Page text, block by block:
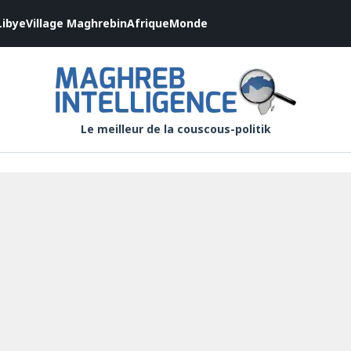
Village MaghrebinAfriqueMonde
Le meilleur de la couscous-politik